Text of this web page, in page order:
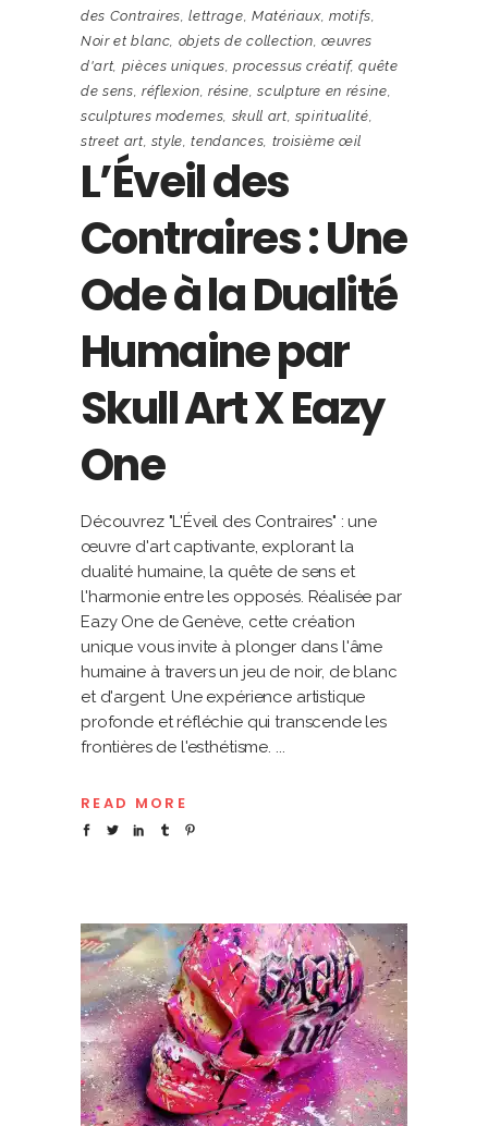
des Contraires,lettrage, Matériaux,motifs,
Noir et blanc, objets de collection,œuvres
d'art, pièces uniques, processus créatif,quête
de sens, réflexion,résine,sculpture en résine,
sculptures modernes, skull art, spiritualité,
street art, style,tendances, troisième œil
L’Éveil des
Contraires : Une
Ode à la Dualité
Humaine par
Skull Art X Eazy
One
Découvrez "L'Éveil des Contraires" : une
œuvre d'art captivante, explorant la
dualité humaine, la quête de sens et
l'harmonie entre les opposés. Réalisée par
Eazy One de Genève, cette création
unique vous invite à plonger dans l'âme
humaine à travers un jeu de noir, de blanc
et d'argent. Une expérience artistique
profonde et réfléchie qui transcende les
frontières de l'esthétisme.
READ MORE